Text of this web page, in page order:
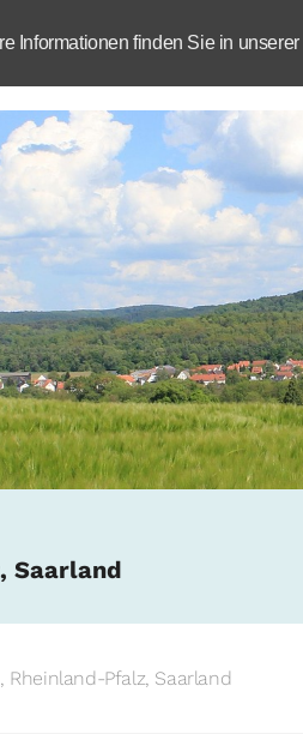
Informationen finden Sie in unserer
Aktuelles
Saarland
Rheinland-Pfalz, Saarland